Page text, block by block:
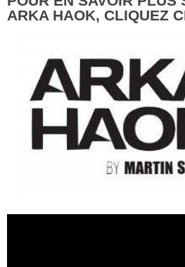
ARKA HAOK, CLIQUEZ